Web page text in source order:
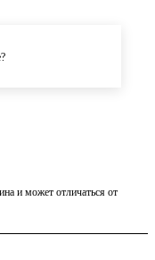
и может отличаться от